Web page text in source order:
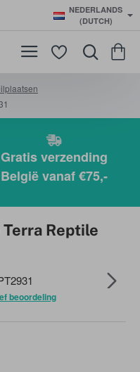
NEDERLANDS
(DUTCH)
Gratis verzending
België vanaf €75,-
Terra Reptile
beoordeling